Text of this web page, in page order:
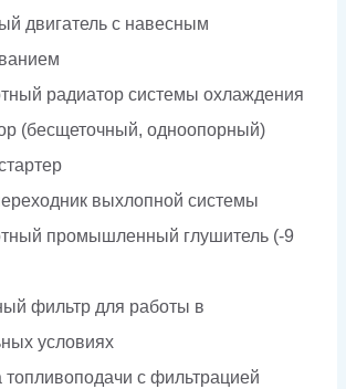
двигатель с навесным
радиатор системы охлаждения
(бесщеточный, одноопорный)
выхлопной системы
промышленный глушитель (-9
фильтр для работы в
условиях
с фильтрацией